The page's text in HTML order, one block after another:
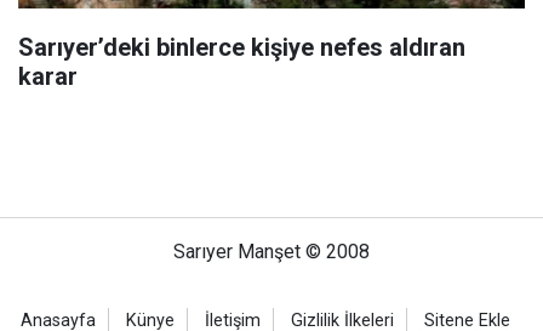
Sarıyer’deki binlerce kişiye nefes aldıran
karar
Sarıyer Manşet © 2008
Anasayfa Künye İletişim Gizlilik İlkeleri Sitene Ekle